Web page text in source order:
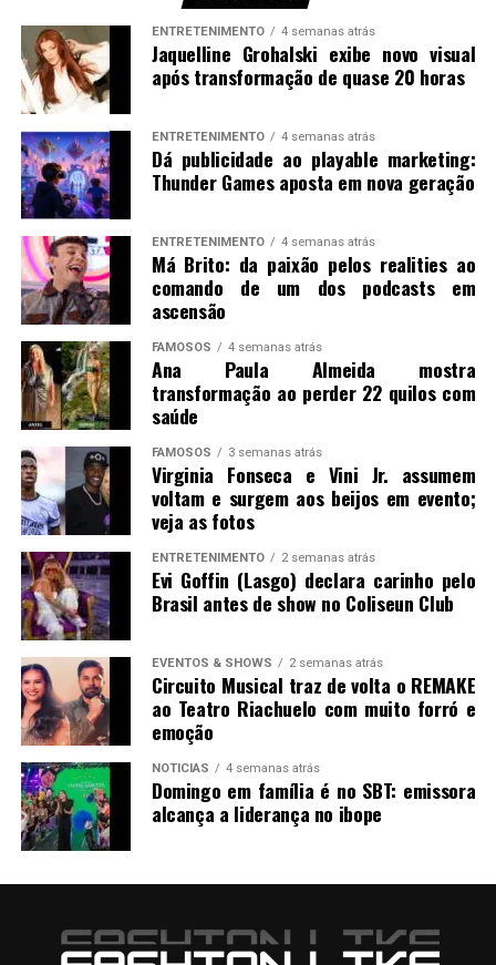
ENTRETENIMENTO 4 semanas atrás
Jaquelline Grohalski exibe novo visual
após transformação de quase 20 horas
ENTRETENIMENTO 4 semanas atrás
Dá publicidade ao playable marketing:
Thunder Games aposta em nova geração
ENTRETENIMENTO 4 semanas atrás
Má Brito: da paixão pelos realities ao
comando de um dos podcasts em
ascensão
FAMOSOS 4 semanas atrás
Ana Paula Almeida mostra
transformação ao perder 22 quilos com
saúde
FAMOSOS 3 semanas atrás
Virginia Fonseca e Vini Jr. assumem
voltam e surgem aos beijos em evento;
veja as fotos
ENTRETENIMENTO 2 semanas atrás
Evi Goffin (Lasgo) declara carinho pelo
Brasil antes de show no Coliseun Club
EVENTOS & SHOWS 2 semanas atrás
Circuito Musical traz de volta o REMAKE
ao Teatro Riachuelo com muito forró e
emoção
NOTICIAS 4 semanas atrás
Domingo em família é no SBT: emissora
alcança a liderança no ibope